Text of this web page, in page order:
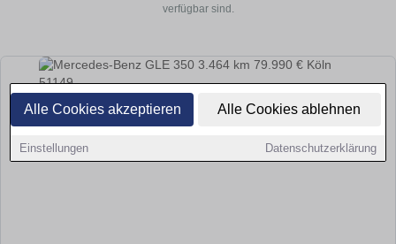
Alle Cookies akzeptieren Alle Cookies ablehnen
Einstellungen Datenschutzerklärung
verfügbar sind.